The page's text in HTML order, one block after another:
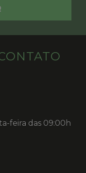
feira das 09:00h